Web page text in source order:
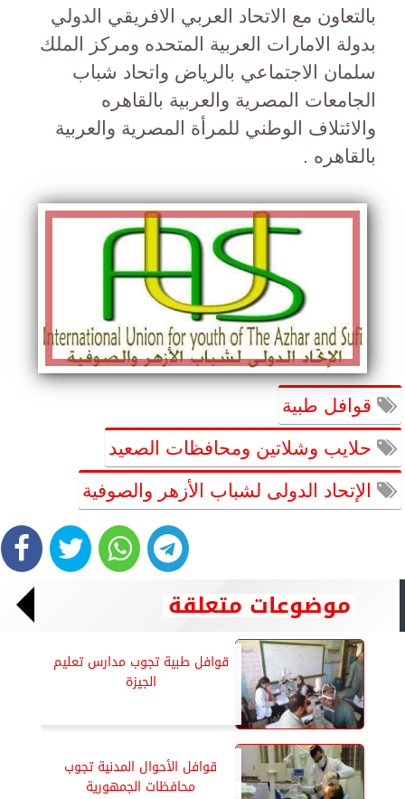
بالتعاون مع الاتحاد العربي الافريقي الدولي
بدولة الامارات العربية المتحده ومركز الملك
سلمان الاجتماعي بالرياض واتحاد شباب
الجامعات المصرية والعربية بالقاهره
والائتلاف الوطني للمرأة المصرية والعربية
بالقاهره .
قوافل طبية
حلايب وشلاتين ومحافظات الصعيد
الإتحاد الدولى لشباب الأزهر والصوفية
موضوعات متعلقة
قوافل طبية تجوب مدارس تعليم
الجيزة
قوافل الأحوال المدنية تجوب
محافظات الجمهورية